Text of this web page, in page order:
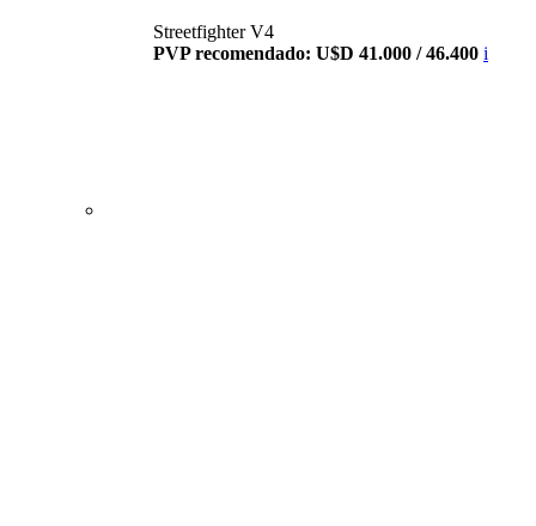
Streetfighter V4
PVP recomendado: U$D 41.000 / 46.400 i